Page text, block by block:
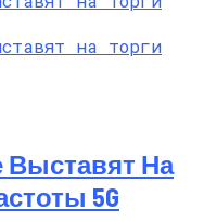
Выставят На
5G